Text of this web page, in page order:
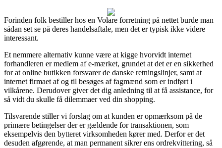
Forinden folk bestiller hos en Volare forretning på nettet burde man
sådan set se på deres handelsaftale, men det er typisk ikke videre
interessant.
Et nemmere alternativ kunne være at kigge hvorvidt internet
forhandleren er medlem af e-mærket, grundet at det er en sikkerhed
for at online butikken forsvarer de danske retningslinjer, samt at
internet firmaet af og til besøges af fagmænd som er indført i
vilkårene. Derudover giver det dig anledning til at få assistance, for
så vidt du skulle få dilemmaer ved din shopping.
Tilsvarende stiller vi forslag om at kunden er opmærksom på de
primære betingelser der er gældende for transaktionen, som
eksempelvis den bytteret virksomheden kører med. Derfor er det
desuden afgørende, at man permanent sikrer ens ordrekvittering, så